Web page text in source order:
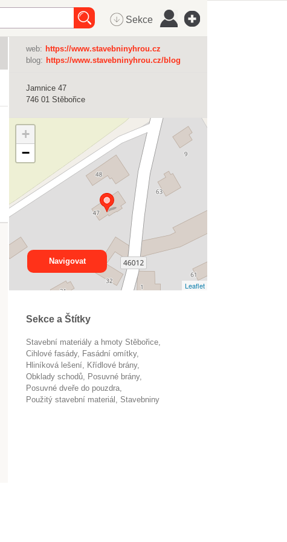
Sekce
web: https://www.stavebninyhrou.cz
blog: https://www.stavebninyhrou.cz/blog
Jamnice 47
746 01 Stěbořice
+
−
Leaflet
Navigovat
Sekce a Štítky
Stavební materiály a hmoty Stěbořice
cihlové fasády
fasádní omítky
hliníková lešení
křídlové brány
obklady schodů
posuvné brány
posuvné dveře do pouzdra
použitý stavební materiál
Stavebniny